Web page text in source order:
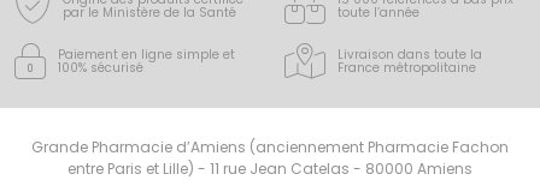
par le Ministère de la Santé toute l’année
Paiement en ligne simple et
100% sécurisé
Livraison dans toute la
France métropolitaine
Grande Pharmacie d’Amiens (anciennement Pharmacie Fachon
entre Paris et Lille) - 11 rue Jean Catelas - 80000 Amiens